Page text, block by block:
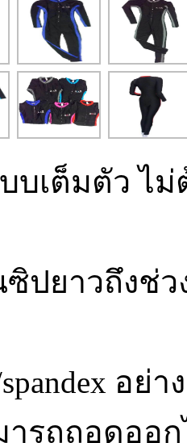
บเต็มตัว ไ
ปยาวถึงช่ว
อ
รถถอดออ